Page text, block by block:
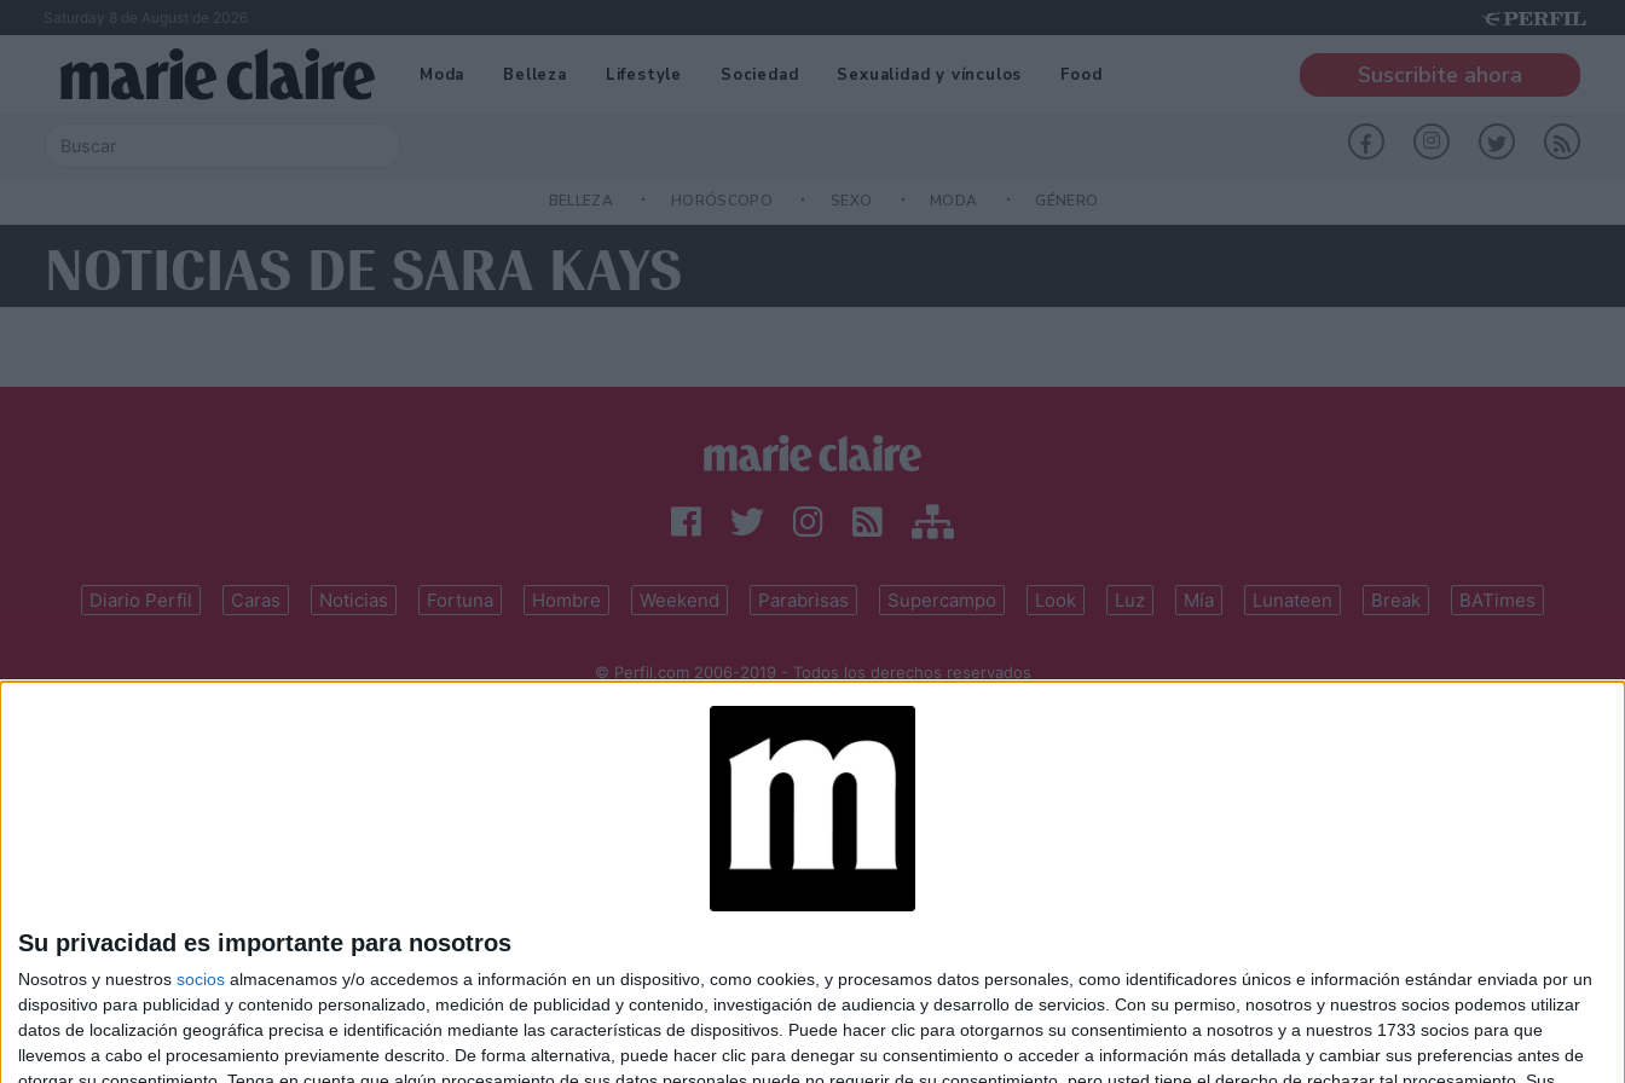
Su privacidad es importante para nosotros
Nosotros y nuestros socios almacenamos y/o accedemos a información en un dispositivo, como cookies, y procesamos datos personales, como identificadores únicos e información estándar enviada por un
dispositivo para publicidad y contenido personalizado, medición de publicidad y contenido, investigación de audiencia y desarrollo de servicios. Con su permiso, nosotros y nuestros socios podemos utilizar
datos de localización geográfica precisa e identificación mediante las características de dispositivos. Puede hacer clic para otorgarnos su consentimiento a nosotros y a nuestros 1733 socios para que
llevemos a cabo el procesamiento previamente descrito. De forma alternativa, puede hacer clic para denegar su consentimiento o acceder a información más detallada y cambiar sus preferencias antes de
Saturday 8 de August de 2026
Moda Belleza Lifestyle Sociedad Sexualidad y vínculos Food Suscribite ahora
BELLEZA HORÓSCOPO SEXO MODA GÉNERO
NOTICIAS DE SARA KAYS
Diario Perfil Caras Noticias Fortuna Hombre Weekend Parabrisas Supercampo Look Luz Mía Lunateen Break BATimes
© Perfil.com 2006-2019 - Todos los derechos reservados
perfilcom@perfil.com| Propietario: Diario Perfil S.A.